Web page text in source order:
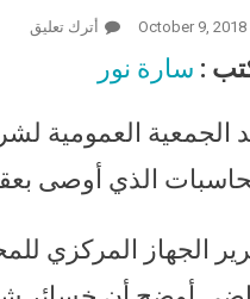
October 9, 2018 أترك تعليق
: سارة نور
الجمعية العمومية
الذي أوصى
الجهاز المركزي